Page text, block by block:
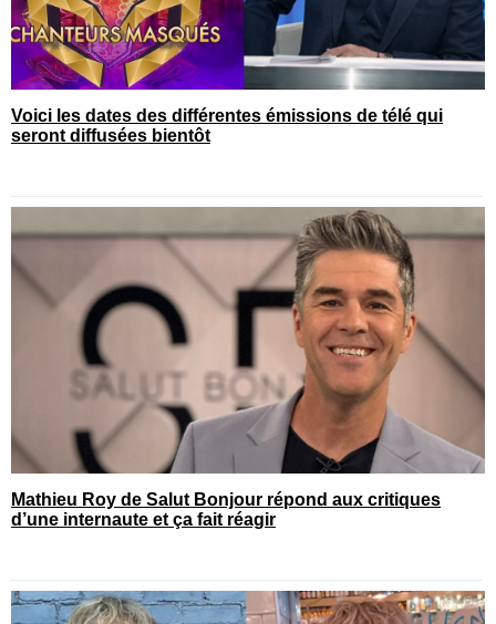
Voici les dates des différentes émissions de télé qui
seront diffusées bientôt
Mathieu Roy de Salut Bonjour répond aux critiques
d’une internaute et ça fait réagir